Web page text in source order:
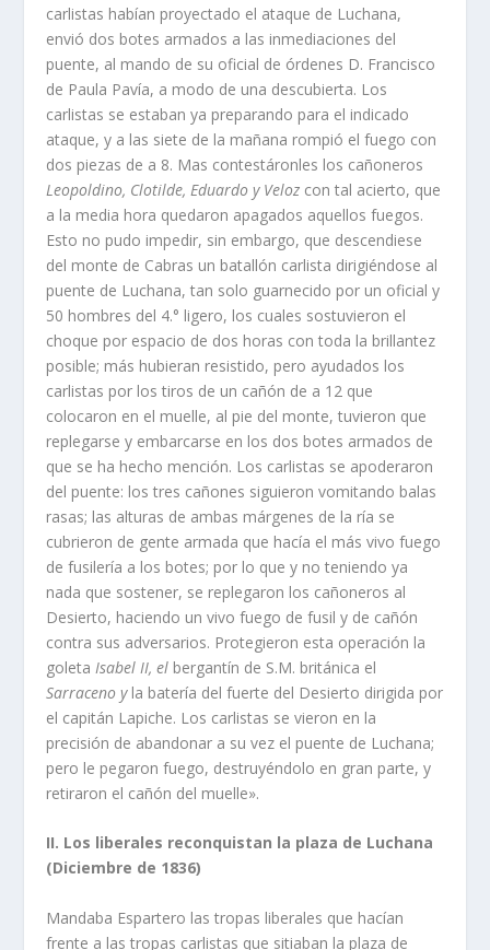
carlistas habí­an proyectado el ataque de Luchana,
envió dos botes armados a las inmediaciones del
puente, al mando de su oficial de órdenes D. Francisco
de Paula Paví­a, a modo de una descubier­ta. Los
carlistas se estaban ya preparando para el indicado
ataque, y a las siete de la mañana rompió el fuego con
dos piezas de a 8. Mas contestáronles los cañoneros
Leopoldino, Clotilde, Eduardo y Veloz con tal acierto, que
a la media hora quedaron apagados aquellos fuegos.
Esto no pudo impedir, sin embargo, que descendiese
del monte de Cabras un batallón carlista dirigiéndose al
puente de Luchana, tan solo guarnecido por un oficial y
50 hombres del 4.° ligero, los cuales sostuvieron el
choque por espacio de dos horas con toda la brillantez
posible; más hubieran resistido, pero ayudados los
carlistas por los tiros de un cañón de a 12 que
colocaron en el muelle, al pie del monte, tuvieron que
replegarse y embarcarse en los dos botes armados de
que se ha hecho mención. Los carlistas se apoderaron
del puente: los tres cañones siguieron vomitando balas
rasas; las alturas de ambas márge­nes de la rí­a se
cubrieron de gente armada que hací­a el más vivo fuego
de fusilerí­a a los botes; por lo que y no teniendo ya
nada que sostener, se replegaron los cañoneros al
Desierto, haciendo un vivo fuego de fusil y de cañón
contra sus adversarios. Protegieron esta operación la
goletaIsabel II, el bergantí­n de S.M. británica el
Sarraceno y la baterí­a del fuerte del Desierto dirigida por
el capitán Lapiche. Los carlistas se vieron en la
precisión de abandonar a su vez el puente de Luchana;
pero le pegaron fuego, destruyéndolo en gran parte, y
retiraron el cañón del muelle».
II. Los liberales reconquistan la plaza de Luchana
(Diciembre de 1836)
Mandaba Espartero las tropas liberales que hací­an
frente a las tropas carlistas que sitiaban la plaza de